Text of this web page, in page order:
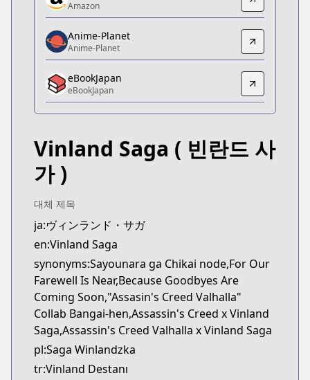
Amazon
https://www.amazon.co.jp/dp/B074C9PB88
Anime-Planet
Anime-Planet
https://www.anime-planet.com/manga/vinland-
eBookJapan
eBookJapan
Official Raw
Official Raw
https://pocket.shonenmagazine.com/episode/
Kitsu
https://kitsu.app/manga/1456
CDJapan
CDJapan
https://www.anime-planet.com/manga/https://
MangaUpdates
MangaUpdates
https://www.mangaupdates.com/
Book☆Walker
Book☆Walker
Amazon
Anime-Planet
Anime-Planet
eBookJapan
eBookJapan
Vinland Saga ( 빈란드 사
가 )
대체 제목
ja:ヴィンランド・サガ
en:Vinland Saga
synonyms:Sayounara ga Chikai node,For Our
Farewell Is Near,Because Goodbyes Are
Coming Soon,"Assasin's Creed Valhalla"
Collab Bangai-hen,Assassin's Creed x Vinland
Saga,Assassin's Creed Valhalla x Vinland Saga
pl:Saga Winlandzka
tr:Vinland Destanı